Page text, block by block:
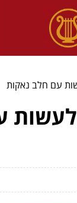
עם חלב נאקות